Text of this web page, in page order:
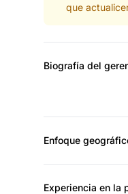
que
Biografía del
Enfoque
Experiencia en la